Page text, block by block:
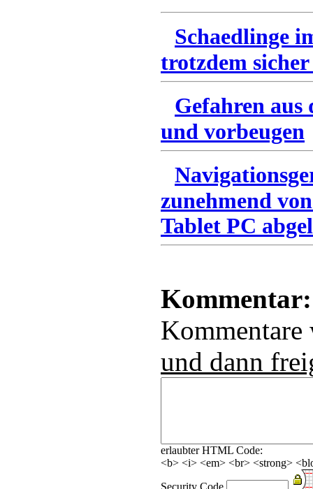
Schaedlinge
trotzdem
Gefahren
und vorbeugen
zunehmend
Tablet PC
Kommentar:
und dann
erlaubter HTML Code:
<b> <i> <em> <br> <strong>
Security Code